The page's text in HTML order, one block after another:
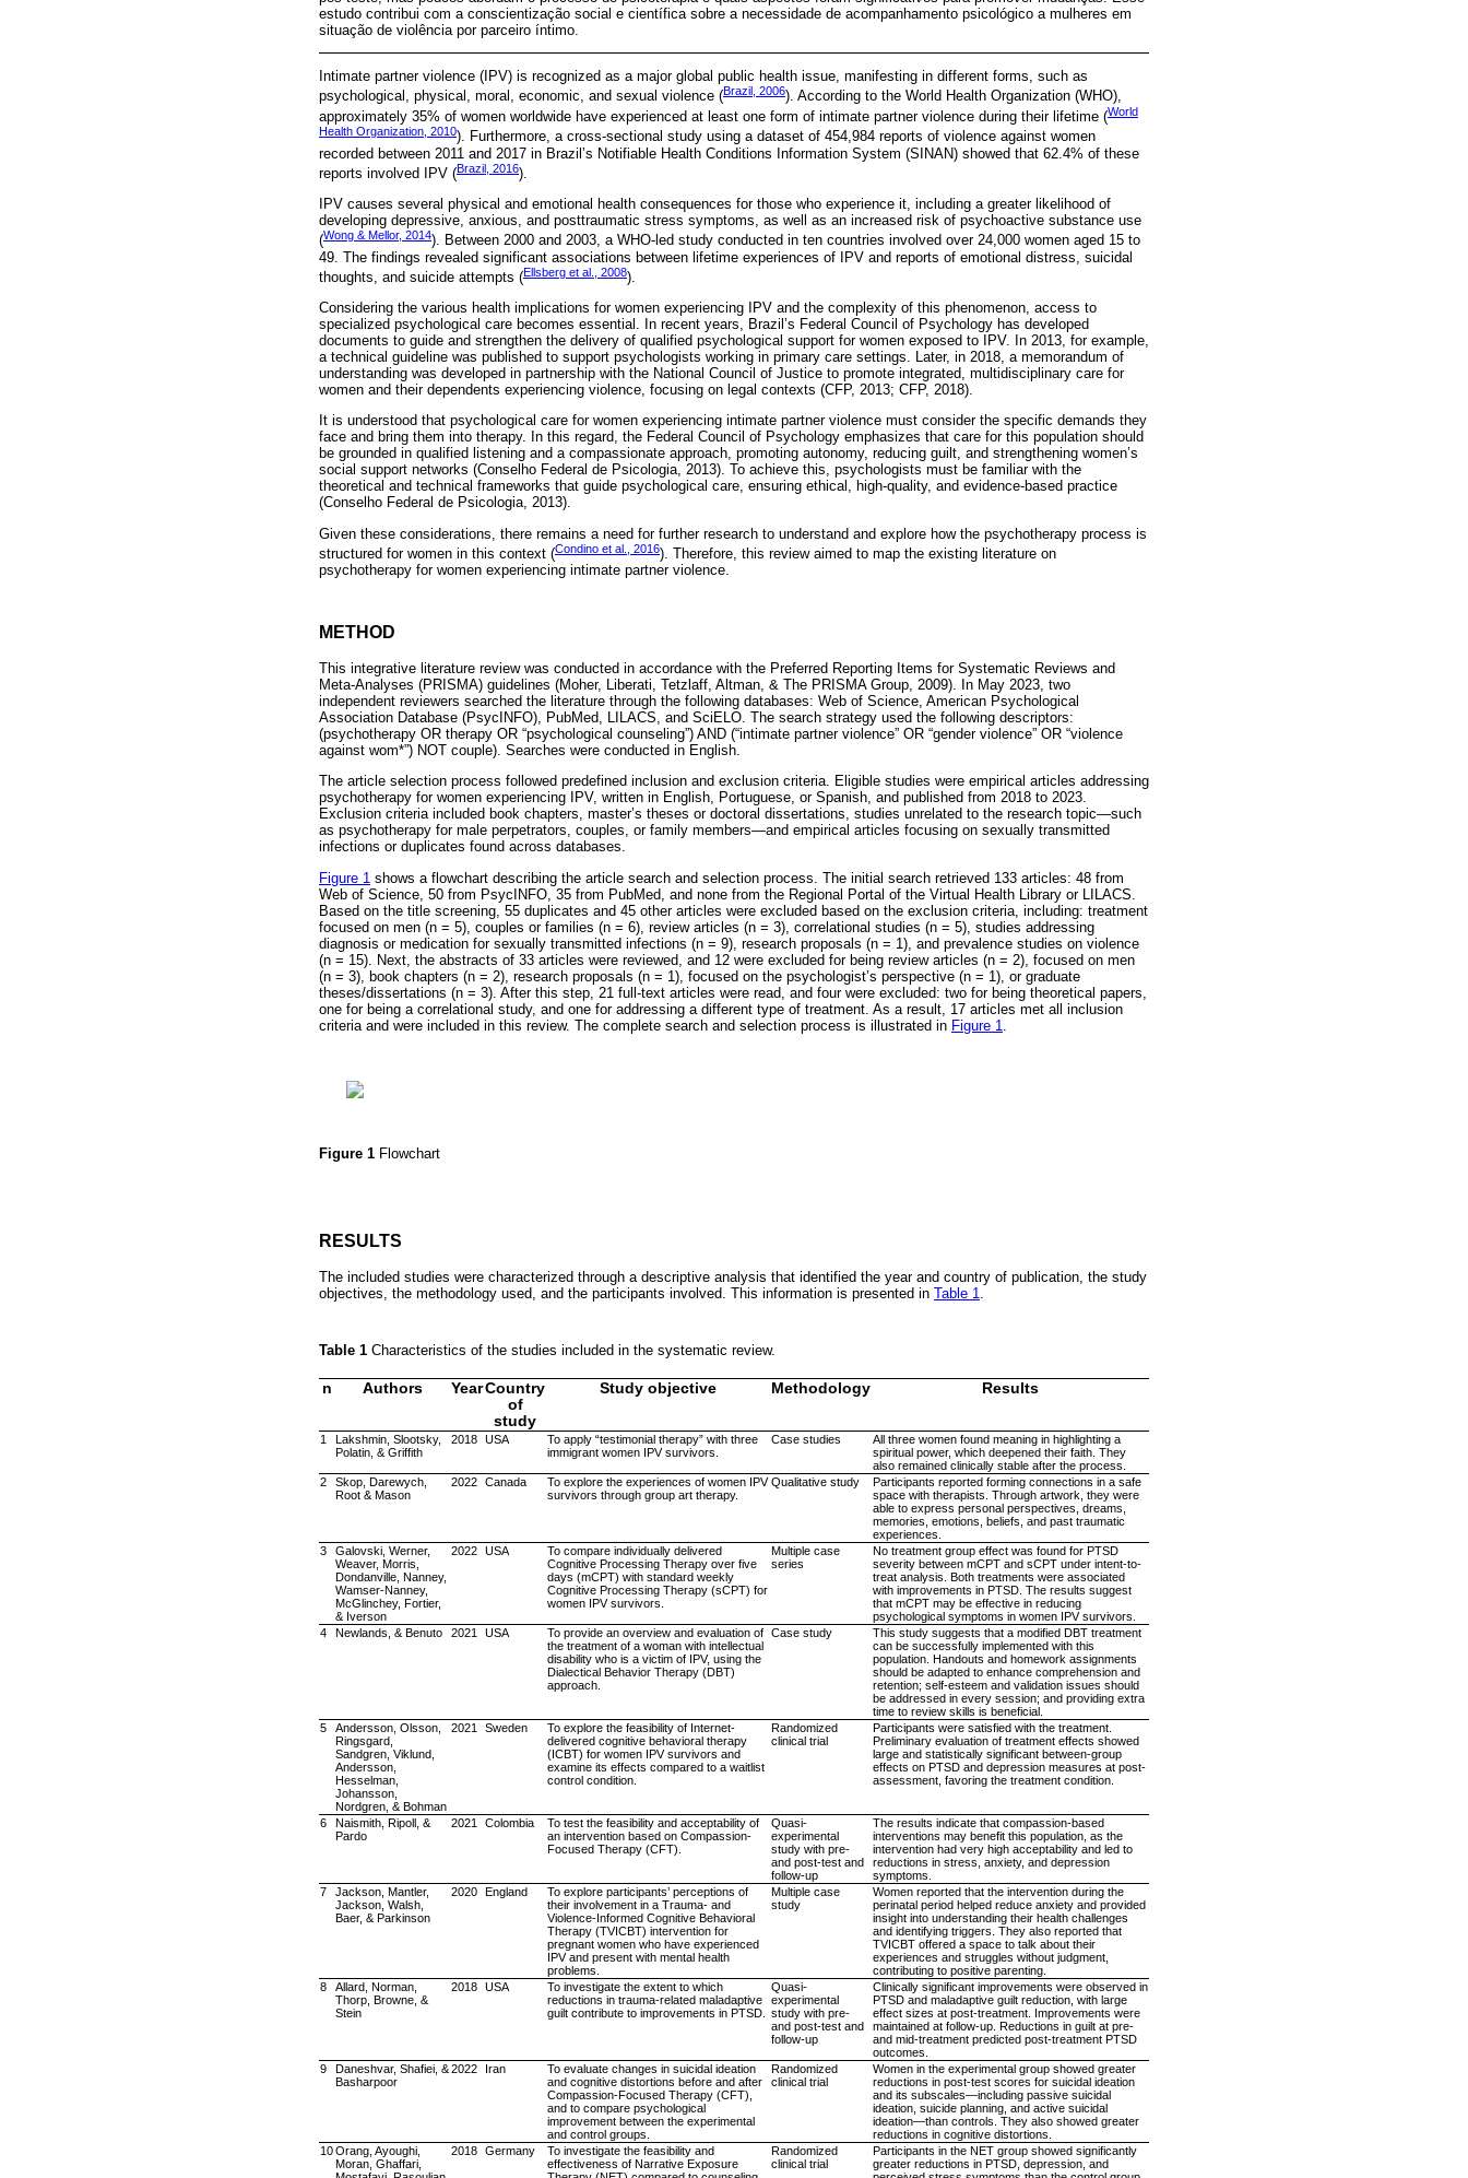
estudo contribui com a conscientização social e científica sobre a necessidade de acompanhamento psicológico a mulheres em
situação de violência por parceiro íntimo.
Intimate partner violence (IPV) is recognized as a major global public health issue, manifesting in different forms, such as
psychological, physical, moral, economic, and sexual violence (Brazil, 2006). According to the World Health Organization (WHO),
approximately 35% of women worldwide have experienced at least one form of intimate partner violence during their lifetime (World
Health Organization, 2010). Furthermore, a cross-sectional study using a dataset of 454,984 reports of violence against women
recorded between 2011 and 2017 in Brazil’s Notifiable Health Conditions Information System (SINAN) showed that 62.4% of these
reports involved IPV (Brazil, 2016).
IPV causes several physical and emotional health consequences for those who experience it, including a greater likelihood of
developing depressive, anxious, and posttraumatic stress symptoms, as well as an increased risk of psychoactive substance use
(Wong & Mellor, 2014). Between 2000 and 2003, a WHO-led study conducted in ten countries involved over 24,000 women aged 15 to
49. The findings revealed significant associations between lifetime experiences of IPV and reports of emotional distress, suicidal
thoughts, and suicide attempts (Ellsberg et al., 2008).
Considering the various health implications for women experiencing IPV and the complexity of this phenomenon, access to
specialized psychological care becomes essential. In recent years, Brazil’s Federal Council of Psychology has developed
documents to guide and strengthen the delivery of qualified psychological support for women exposed to IPV. In 2013, for example,
a technical guideline was published to support psychologists working in primary care settings. Later, in 2018, a memorandum of
understanding was developed in partnership with the National Council of Justice to promote integrated, multidisciplinary care for
women and their dependents experiencing violence, focusing on legal contexts (CFP, 2013; CFP, 2018).
It is understood that psychological care for women experiencing intimate partner violence must consider the specific demands they
face and bring them into therapy. In this regard, the Federal Council of Psychology emphasizes that care for this population should
be grounded in qualified listening and a compassionate approach, promoting autonomy, reducing guilt, and strengthening women’s
social support networks (Conselho Federal de Psicologia, 2013). To achieve this, psychologists must be familiar with the
theoretical and technical frameworks that guide psychological care, ensuring ethical, high-quality, and evidence-based practice
(Conselho Federal de Psicologia, 2013).
Given these considerations, there remains a need for further research to understand and explore how the psychotherapy process is
structured for women in this context (Condino et al., 2016). Therefore, this review aimed to map the existing literature on
psychotherapy for women experiencing intimate partner violence.
METHOD
This integrative literature review was conducted in accordance with the Preferred Reporting Items for Systematic Reviews and
Meta-Analyses (PRISMA) guidelines (Moher, Liberati, Tetzlaff, Altman, & The PRISMA Group, 2009). In May 2023, two
independent reviewers searched the literature through the following databases: Web of Science, American Psychological
Association Database (PsycINFO), PubMed, LILACS, and SciELO. The search strategy used the following descriptors:
(psychotherapy OR therapy OR “psychological counseling”) AND (“intimate partner violence” OR “gender violence” OR “violence
against wom*”) NOT couple). Searches were conducted in English.
The article selection process followed predefined inclusion and exclusion criteria. Eligible studies were empirical articles addressing
psychotherapy for women experiencing IPV, written in English, Portuguese, or Spanish, and published from 2018 to 2023.
Exclusion criteria included book chapters, master’s theses or doctoral dissertations, studies unrelated to the research topic—such
as psychotherapy for male perpetrators, couples, or family members—and empirical articles focusing on sexually transmitted
infections or duplicates found across databases.
Figure 1 shows a flowchart describing the article search and selection process. The initial search retrieved 133 articles: 48 from
Web of Science, 50 from PsycINFO, 35 from PubMed, and none from the Regional Portal of the Virtual Health Library or LILACS.
Based on the title screening, 55 duplicates and 45 other articles were excluded based on the exclusion criteria, including: treatment
focused on men (n = 5), couples or families (n = 6), review articles (n = 3), correlational studies (n = 5), studies addressing
diagnosis or medication for sexually transmitted infections (n = 9), research proposals (n = 1), and prevalence studies on violence
(n = 15). Next, the abstracts of 33 articles were reviewed, and 12 were excluded for being review articles (n = 2), focused on men
(n = 3), book chapters (n = 2), research proposals (n = 1), focused on the psychologist’s perspective (n = 1), or graduate
theses/dissertations (n = 3). After this step, 21 full-text articles were read, and four were excluded: two for being theoretical papers,
one for being a correlational study, and one for addressing a different type of treatment. As a result, 17 articles met all inclusion
criteria and were included in this review. The complete search and selection process is illustrated in Figure 1
Figure 1 Flowchart
RESULTS
The included studies were characterized through a descriptive analysis that identified the year and country of publication, the study
objectives, the methodology used, and the participants involved. This information is presented in Table 1.
Table 1 Characteristics of the studies included in the systematic review.
n Authors YearCountry
of
study
Study objective Methodology Results
1
Lakshmin, Slootsky,
Polatin, & Griffith
2018 USA
To apply “testimonial therapy” with three
immigrant women IPV survivors.
Case studies
All three women found meaning in highlighting a
spiritual power, which deepened their faith. They
also remained clinically stable after the process.
2
Skop, Darewych,
Root & Mason
2022 Canada
To explore the experiences of women IPV
survivors through group art therapy.
Qualitative study
Participants reported forming connections in a safe
space with therapists. Through artwork, they were
able to express personal perspectives, dreams,
memories, emotions, beliefs, and past traumatic
experiences.
3
Galovski, Werner,
Weaver, Morris,
Dondanville, Nanney,
Wamser-Nanney,
McGlinchey, Fortier,
& Iverson
2022 USA
To compare individually delivered
Cognitive Processing Therapy over five
days (mCPT) with standard weekly
Cognitive Processing Therapy (sCPT) for
women IPV survivors.
Multiple case
series
No treatment group effect was found for PTSD
severity between mCPT and sCPT under intent-to-
treat analysis. Both treatments were associated
with improvements in PTSD. The results suggest
that mCPT may be effective in reducing
psychological symptoms in women IPV survivors.
4
Newlands, & Benuto 2021 USA
To provide an overview and evaluation of
the treatment of a woman with intellectual
disability who is a victim of IPV, using the
Dialectical Behavior Therapy (DBT)
approach.
Case study
This study suggests that a modified DBT treatment
can be successfully implemented with this
population. Handouts and homework assignments
should be adapted to enhance comprehension and
retention; self-esteem and validation issues should
be addressed in every session; and providing extra
time to review skills is beneficial.
5
Andersson, Olsson,
Ringsgard,
Sandgren, Viklund,
Andersson,
Hesselman,
Johansson,
Nordgren, & Bohman
2021 Sweden
To explore the feasibility of Internet-
delivered cognitive behavioral therapy
(ICBT) for women IPV survivors and
examine its effects compared to a waitlist
control condition.
Randomized
clinical trial
Participants were satisfied with the treatment.
Preliminary evaluation of treatment effects showed
large and statistically significant between-group
effects on PTSD and depression measures at post-
assessment, favoring the treatment condition.
6
Naismith, Ripoll, &
Pardo
2021 Colombia
To test the feasibility and acceptability of
an intervention based on Compassion-
Focused Therapy (CFT).
Quasi-
experimental
study with pre-
and post-test and
follow-up
The results indicate that compassion-based
interventions may benefit this population, as the
intervention had very high acceptability and led to
reductions in stress, anxiety, and depression
symptoms.
7
Jackson, Mantler,
Jackson, Walsh,
Baer, & Parkinson
2020 England
To explore participants’ perceptions of
their involvement in a Trauma- and
Violence-Informed Cognitive Behavioral
Therapy (TVICBT) intervention for
pregnant women who have experienced
IPV and present with mental health
problems.
Multiple case
study
Women reported that the intervention during the
perinatal period helped reduce anxiety and provided
insight into understanding their health challenges
and identifying triggers. They also reported that
TVICBT offered a space to talk about their
experiences and struggles without judgment,
contributing to positive parenting.
8
Allard, Norman,
Thorp, Browne, &
Stein
2018 USA
To investigate the extent to which
reductions in trauma-related maladaptive
guilt contribute to improvements in PTSD.
Quasi-
experimental
study with pre-
and post-test and
follow-up
Clinically significant improvements were observed in
PTSD and maladaptive guilt reduction, with large
effect sizes at post-treatment. Improvements were
maintained at follow-up. Reductions in guilt at pre-
and mid-treatment predicted post-treatment PTSD
outcomes.
9
Daneshvar, Shafiei, &
Basharpoor
2022 Iran
To evaluate changes in suicidal ideation
and cognitive distortions before and after
Compassion-Focused Therapy (CFT),
and to compare psychological
improvement between the experimental
and control groups.
Randomized
clinical trial
Women in the experimental group showed greater
reductions in post-test scores for suicidal ideation
and its subscales—including passive suicidal
ideation, suicide planning, and active suicidal
ideation—than controls. They also showed greater
reductions in cognitive distortions.
10Orang, Ayoughi,
Moran, Ghaffari,
2018 Germany
To investigate the feasibility and
effectiveness of Narrative Exposure
Randomized
clinical trial
Participants in the NET group showed significantly
greater reductions in PTSD, depression, and